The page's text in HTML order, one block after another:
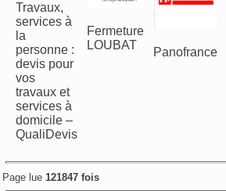
Travaux,
services à
la
personne :
devis pour
vos
travaux et
services à
domicile –
QualiDevis
Fermeture
LOUBAT
Panofrance
Page lue121847 fois